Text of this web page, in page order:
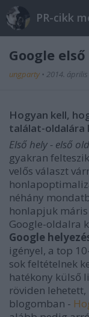
Google
ungparty • 2014. április
Hogyan kell,
találat-oldalára
Első hely - első
gyakran
velős választ
néhány
honlapjuk
Google-oldalra
Google
igényel, a top
sok feltételnek
hatékony külső
röviden
blogomban -